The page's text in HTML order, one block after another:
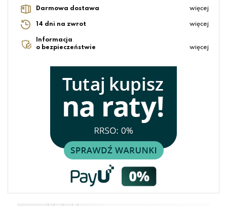
Darmowa dostawa więcej
14 dni na zwrot więcej
Informacja
o bezpieczeństwie
więcej